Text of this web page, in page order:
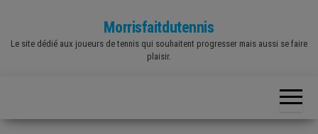
the
Morrisfaitdutennis
Le site dédié aux joueurs de tennis qui souhaitent progresser mais aussi se faire
plaisir.